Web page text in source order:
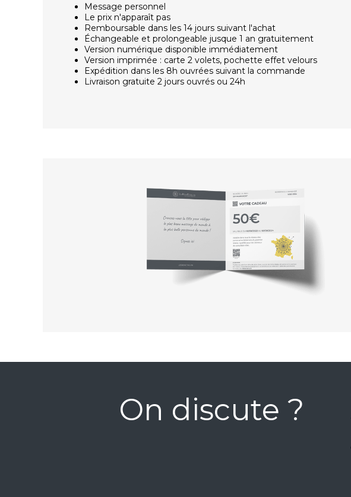
Message personnel
Le prix n'apparaît pas
Remboursable dans les 14 jours suivant l'achat
Échangeable et prolongeable jusque 1 an gratuitement
Version numérique disponible immédiatement
Version imprimée : carte 2 volets, pochette effet velours
Expédition dans les 8h ouvrées suivant la commande
Livraison gratuite 2 jours ouvrés ou 24h
On discute ?